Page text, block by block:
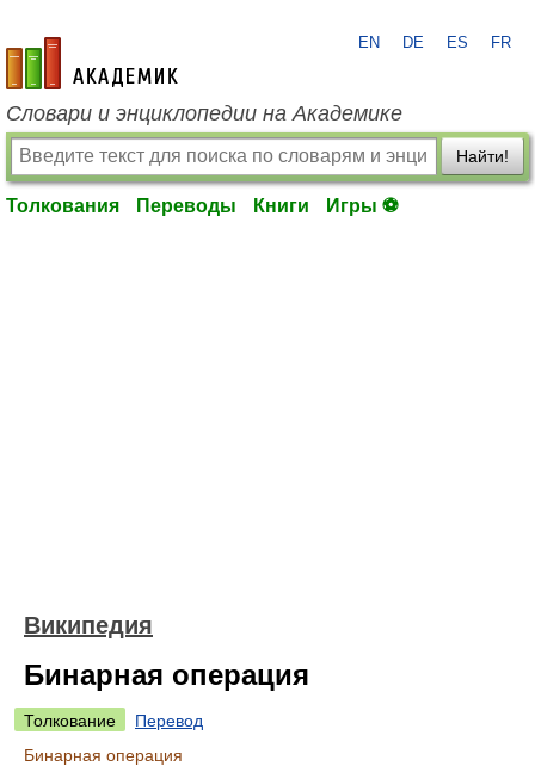
academic.ru
EN DE ES FR
Словари и энциклопедии на Академике
Найти!
Толкования Переводы Книги Игры ⚽
Википедия
Бинарная операция
Толкование
Перевод
Бинарная операция